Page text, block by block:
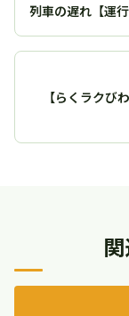
列車の遅れ【運
【らくラク